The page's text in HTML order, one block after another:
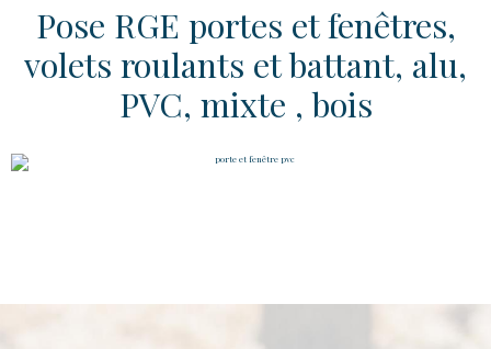
Pose RGE portes et fenêtres,
volets roulants et battant, alu,
PVC, mixte , bois